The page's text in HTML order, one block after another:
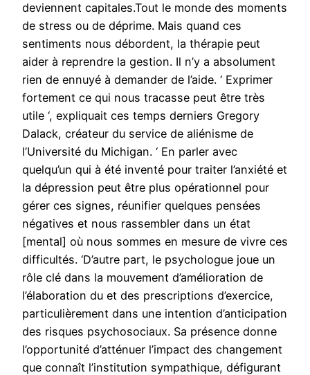
deviennent capitales.Tout le monde des moments
de stress ou de déprime. Mais quand ces
sentiments nous débordent, la thérapie peut
aider à reprendre la gestion. Il n’y a absolument
rien de ennuyé à demander de l’aide. ‘ Exprimer
fortement ce qui nous tracasse peut être très
utile ‘, expliquait ces temps derniers Gregory
Dalack, créateur du service de aliénisme de
l’Université du Michigan. ‘ En parler avec
quelqu’un qui à été inventé pour traiter l’anxiété et
la dépression peut être plus opérationnel pour
gérer ces signes, réunifier quelques pensées
négatives et nous rassembler dans un état
[mental] où nous sommes en mesure de vivre ces
difficultés. ‘D’autre part, le psychologue joue un
rôle clé dans la mouvement d’amélioration de
l’élaboration du et des prescriptions d’exercice,
particulièrement dans une intention d’anticipation
des risques psychosociaux. Sa présence donne
l’opportunité d’atténuer l’impact des changement
que connaît l’institution sympathique, défigurant